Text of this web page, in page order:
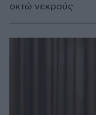
οκτώ νεκρούς